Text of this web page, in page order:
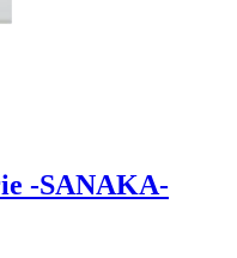
-SANAKA-